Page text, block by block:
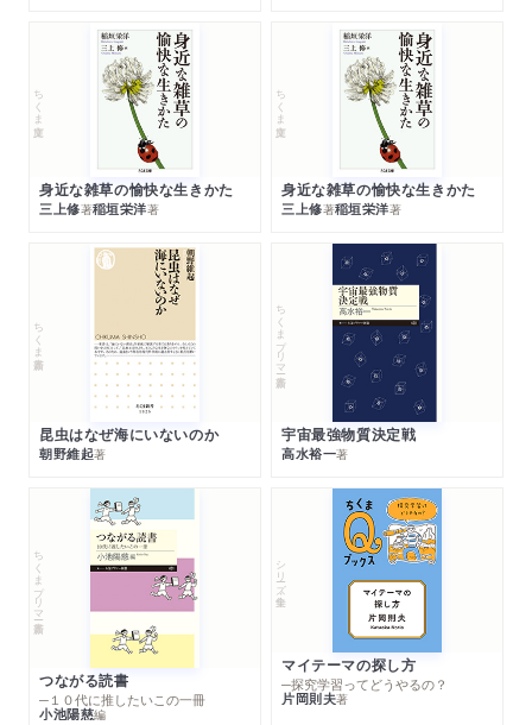
ちくま文庫
身近な雑草の愉快な生きかた
三上修著稲垣栄洋著
ちくま文庫
身近な雑草の愉快な生きかた
三上修著稲垣栄洋著
ちくま新書
昆虫はなぜ海にいないのか
朝野維起著
ちくまプリマー新書
宇宙最強物質決定戦
高水裕一著
ちくまプリマー新書
つながる読書
─１０代に推したいこの一冊
小池陽慈編
シリーズ・全集
マイテーマの探し方
─探究学習ってどうやるの？
片岡則夫著